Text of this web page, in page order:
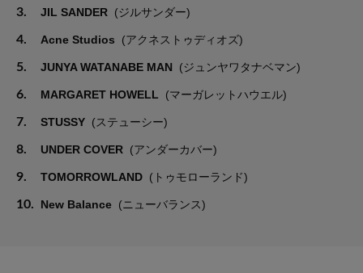
3. JIL SANDER (ジルサンダー)
4. Acne Studios (アクネストゥディオズ)
5. JUNYA WATANABE MAN (ジュンヤワタナベマン)
6. MARGARET HOWELL (マーガレットハウエル)
7. STUSSY (ステューシー)
8. UNDER COVER (アンダーカバー)
9. TOMORROWLAND (トゥモローランド)
10. New Balance (ニューバランス)